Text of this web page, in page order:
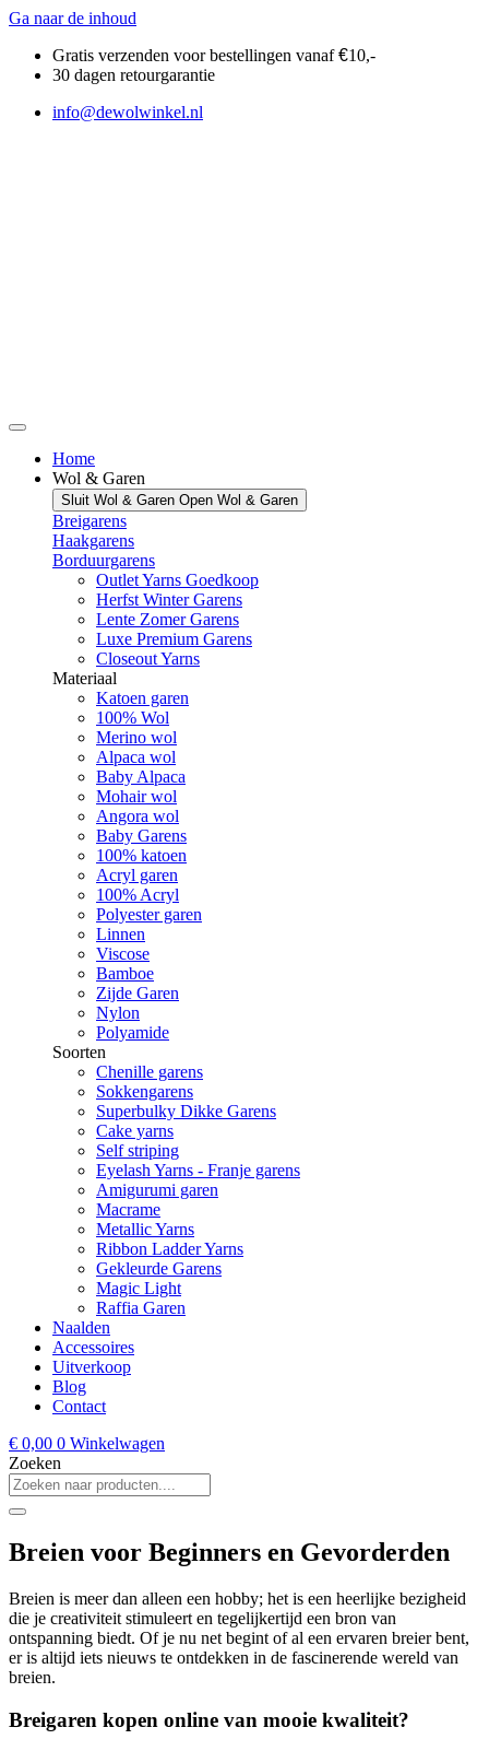
Ga naar de inhoud
Gratis verzenden voor bestellingen vanaf€10,-
30 dagen retourgarantie
info@dewolwinkel.nl
Home
Wol & Garen
Sluit Wol & Garen Open Wol & Garen
Breigarens
Haakgarens
Borduurgarens
Outlet Yarns Goedkoop
Herfst Winter Garens
Lente Zomer Garens
Luxe Premium Garens
Closeout Yarns
Materiaal
Katoen garen
100% Wol
Merino wol
Alpaca wol
Baby Alpaca
Mohair wol
Angora wol
Baby Garens
100% katoen
Acryl garen
100% Acryl
Polyester garen
Linnen
Viscose
Bamboe
Zijde Garen
Nylon
Polyamide
Soorten
Chenille garens
Sokkengarens
Superbulky Dikke Garens
Cake yarns
Self striping
Eyelash Yarns - Franje garens
Amigurumi garen
Macrame
Metallic Yarns
Ribbon Ladder Yarns
Gekleurde Garens
Magic Light
Raffia Garen
Naalden
Accessoires
Uitverkoop
Blog
Contact
€ 0,00 0 Winkelwagen
Zoeken
Breien voor Beginners en Gevorderden
Breien is meer dan alleen een hobby; het is een heerlijke bezigheid
die je creativiteit stimuleert en tegelijkertijd een bron van
ontspanning biedt. Of je nu net begint of al een ervaren breier bent,
er is altijd iets nieuws te ontdekken in de fascinerende wereld van
breien.
Breigaren kopen online van mooie kwaliteit?